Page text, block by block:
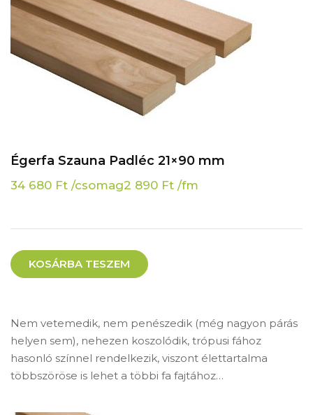
Égerfa Szauna Padléc 21×90 mm
2 890 Ft /fm
34 680 Ft /csomag
KOSÁRBA TESZEM
Nem vetemedik, nem penészedik (még nagyon párás
helyen sem), nehezen koszolódik, trópusi fához
hasonló színnel rendelkezik, viszont élettartalma
többszöröse is lehet a többi fa fajtához…